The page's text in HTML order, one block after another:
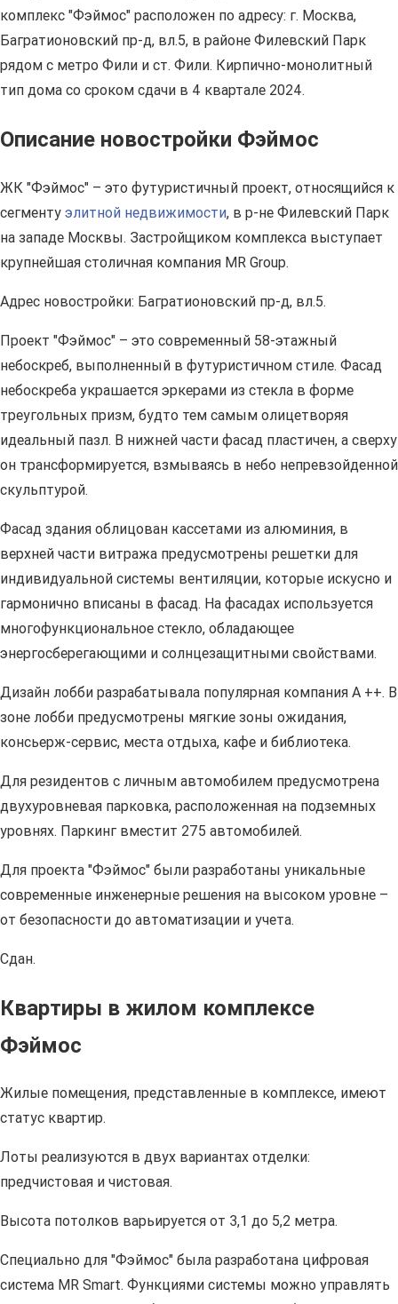
комплекс "Фэймос" расположен по адресу: г. Москва,
Багратионовский пр-д, вл.5, в районе Филевский Парк
рядом с метро Фили и ст. Фили. Кирпично-монолитный
тип дома со сроком сдачи в 4 квартале 2024.
Описание новостройки Фэймос
ЖК "Фэймос" – это футуристичный проект, относящийся к
сегменту элитной недвижимости, в р-не Филевский Парк
на западе Москвы. Застройщиком комплекса выступает
крупнейшая столичная компания MR Group.
Адрес новостройки: Багратионовский пр-д, вл.5.
Проект "Фэймос" – это современный 58-этажный
небоскреб, выполненный в футуристичном стиле. Фасад
небоскреба украшается эркерами из стекла в форме
треугольных призм, будто тем самым олицетворяя
идеальный пазл. В нижней части фасад пластичен, а сверху
он трансформируется, взмываясь в небо непревзойденной
скульптурой.
Фасад здания облицован кассетами из алюминия, в
верхней части витража предусмотрены решетки для
индивидуальной системы вентиляции, которые искусно и
гармонично вписаны в фасад. На фасадах используется
многофункциональное стекло, обладающее
энергосберегающими и солнцезащитными свойствами.
Дизайн лобби разрабатывала популярная компания А ++. В
зоне лобби предусмотрены мягкие зоны ожидания,
консьерж-сервис, места отдыха, кафе и библиотека.
Для резидентов с личным автомобилем предусмотрена
двухуровневая парковка, расположенная на подземных
уровнях. Паркинг вместит 275 автомобилей.
Для проекта "Фэймос" были разработаны уникальные
современные инженерные решения на высоком уровне –
от безопасности до автоматизации и учета.
Сдан.
Квартиры в жилом комплексе
Фэймос
Жилые помещения, представленные в комплексе, имеют
статус квартир.
Лоты реализуются в двух вариантах отделки:
предчистовая и чистовая.
Высота потолков варьируется от 3,1 до 5,2 метра.
Специально для "Фэймос" была разработана цифровая
система MR Smart. Функциями системы можно управлять